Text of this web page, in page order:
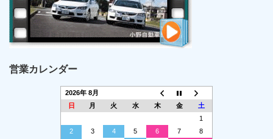
営業カレンダー
2026年 8月
日
月 火 水 木 金
土
1
2
3 4 5 6 7
8